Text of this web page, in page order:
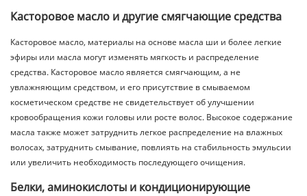
Касторовое масло и другие смягчающие средства
Касторовое масло, материалы на основе масла ши и более легкие
эфиры или масла могут изменять мягкость и распределение
средства. Касторовое масло является смягчающим, а не
увлажняющим средством, и его присутствие в смываемом
косметическом средстве не свидетельствует об улучшении
кровообращения кожи головы или росте волос. Высокое содержание
масла также может затруднить легкое распределение на влажных
волосах, затруднить смывание, повлиять на стабильность эмульсии
или увеличить необходимость последующего очищения.
Белки, аминокислоты и кондиционирующие